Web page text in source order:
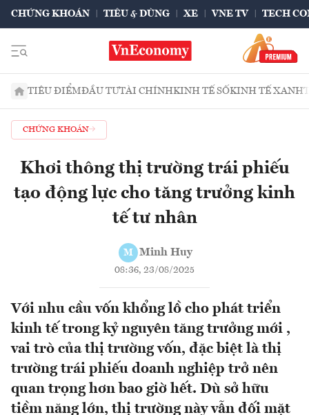
CHỨNG KHOÁN TIÊU & DÙNG XE VNE TV TECH
TIÊU ĐIỂMĐẦU TƯTÀI CHÍNHKINH TẾ SỐKINH TẾ XANH
CHỨNG KHOÁN
Khơi thông thị trường trái phiếu
tạo động lực cho tăng trưởng kinh
tế tư nhân
M Minh Huy
08:36, 23/08/2025
Với nhu cầu vốn khổng lồ cho phát triển
kinh tế trong kỷ nguyên tăng trưởng mới ,
vai trò của thị trường vốn, đặc biệt là thị
trường trái phiếu doanh nghiệp trở nên
quan trọng hơn bao giờ hết. Dù sở hữu
tiềm năng lớn, thị trường này vẫn đối mặt